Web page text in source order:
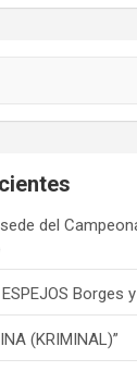
del
ESPEJOS Borges
(KRIMINAL)”